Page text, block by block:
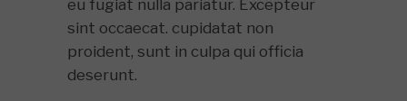
eu fugiat nulla pariatur. Excepteur
sint occaecat. cupidatat non
proident, sunt in culpa qui officia
deserunt.